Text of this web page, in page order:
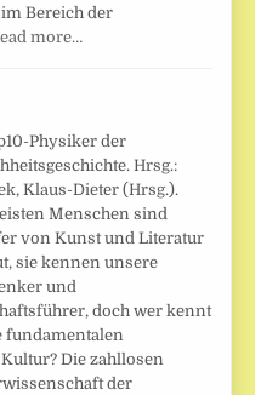
Bereich der
more…
Physiker der
Hrsg.:
Klaus-Dieter (Hrsg.).
Menschen sind
von Kunst und Literatur
sie kennen unsere
und
doch wer kennt
fundamentalen
Die zahllosen
der